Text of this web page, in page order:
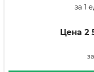
за 1
Цена 2